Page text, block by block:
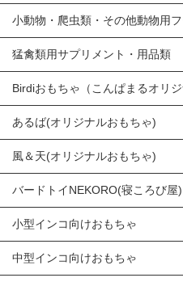
小動物・爬虫類・その他動物用
猛禽類用サプリメント・用品類
Birdiおもちゃ（こんぱまるオリジ
あるば(オリジナルおもちゃ)
風＆天(オリジナルおもちゃ)
バードトイNEKORO(寝ころび
小型インコ向けおもちゃ
中型インコ向けおもちゃ